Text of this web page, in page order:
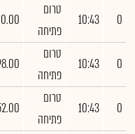
0
10:43
טרום
פתיחה
0
10:43
טרום
פתיחה
0
10:43
טרום
פתיחה